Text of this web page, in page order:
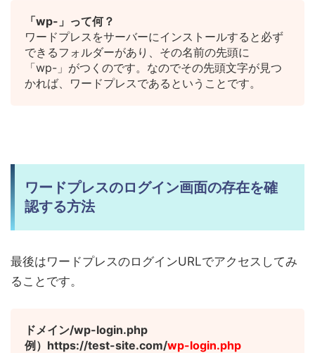
「wp-」って何？
ワードプレスをサーバーにインストールすると必ず
できるフォルダーがあり、その名前の先頭に
「wp-」がつくのです。なのでその先頭文字が見つ
かれば、ワードプレスであるということです。
ワードプレスのログイン画面の存在を確
認する方法
最後はワードプレスのログインURLでアクセスしてみ
ることです。
ドメイン/wp-login.php
例）https://test-site.com/wp-login.php